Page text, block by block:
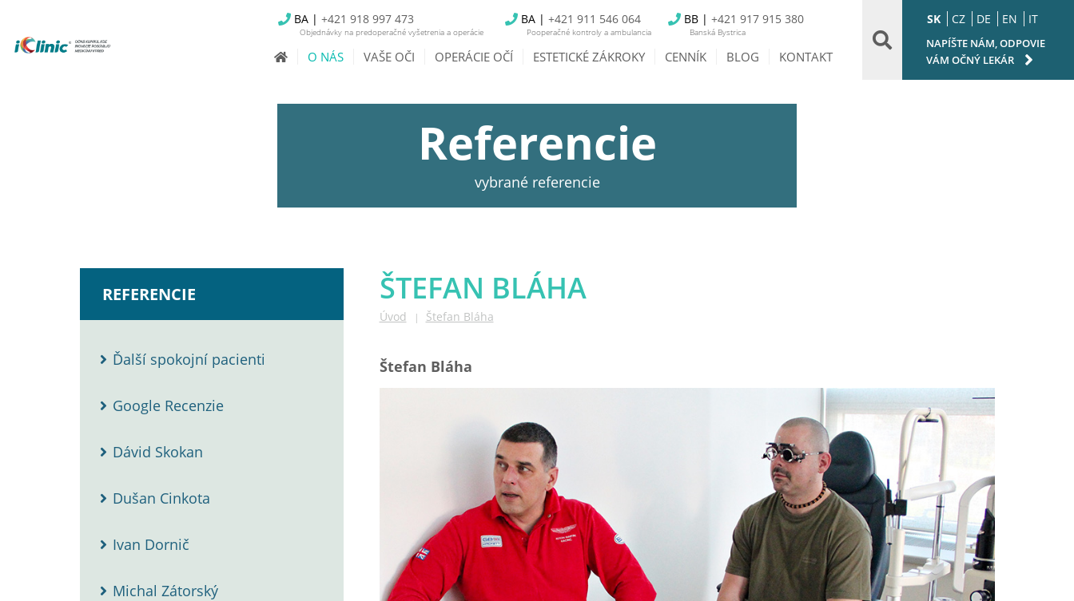
BA | +421 918 997 473
Objednávky na predoperačné vyšetrenia a operácie
BA | +421 911 546 064
Pooperačné kontroly a ambulancia
BB | +421 917 915 380
Banská Bystrica
O NÁS VAŠE OČI OPERÁCIE OČÍ ESTETICKÉ ZÁKROKY CENNÍK BLOG KONTAKT
NAPÍŠTE NÁM, ODPOVIE
VÁM OČNÝ LEKÁR
SK CZ DE EN IT
Referencie
vybrané referencie
ŠTEFAN BLÁHA
Úvod | Štefan Bláha
Štefan Bláha
REFERENCIE
Ďalší spokojní pacienti
Google Recenzie
Dávid Skokan
Dušan Cinkota
Ivan Dornič
Michal Zátorský